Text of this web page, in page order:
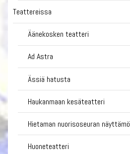
Teattereissa
Äänekosken teatteri
Ad Astra
Ässiä hatusta
Haukanmaan kesäteatteri
Hietaman nuorisoseuran näyttämö
Huoneteatteri